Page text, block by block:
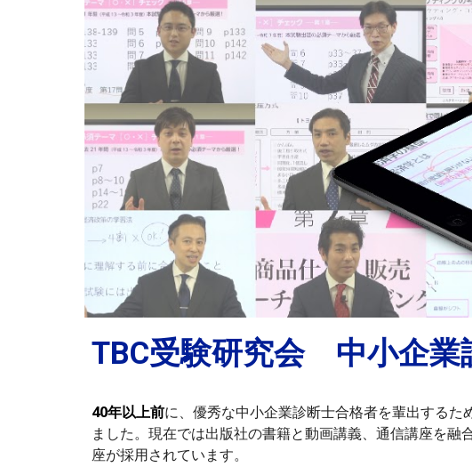
TBC受験研究会 中小企業
40年以上前に、優秀な中小企業診断士合格者を輩出する
ました。現在では出版社の書籍と動画講義、通信講座を融
座が採用されています。